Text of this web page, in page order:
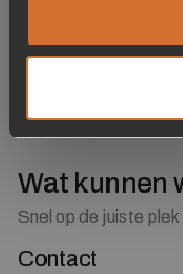
Wat kunnen
Snel op de juiste plek
Contact